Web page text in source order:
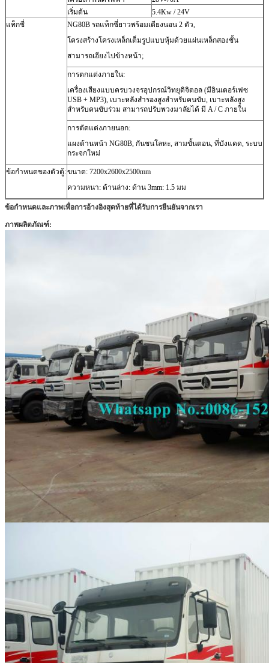
เริ่มต้น
5.4Kw / 24V
แท็กซี่
NG80B รถแท็กซี่ยาวพร้อมเตียงนอน 2 ตัว,
โครงสร้างโครงเหล็กเต็มรูปแบบหุ้มด้วยแผ่นเหล็กสองชั้น
สามารถเอียงไปข้างหน้า;
การตกแต่งภายใน:
เครื่องเสียงแบบครบวงจรอุปกรณ์วิทยุดิจิตอล (มีอินเตอร์เฟซ
USB + MP3), เบาะหลังสำรองสูงสำหรับคนขับ, เบาะหลังสูง
สำหรับคนขับร่วม สามารถปรับพวงมาลัยได้ มี A / C ภายใน
การตัดแต่งภายนอก:
แผงด้านหน้า NG80B, กันชนโลหะ, สามขั้นตอน, ที่บังแดด, ระบบ
กระจกใหม่
ข้อกำหนดของตัวตู้:ขนาด: 7200x2600x2500mm
ความหนา: ด้านล่าง: ด้าน 3mm: 1.5 มม
ข้อกำหนดและภาพเพื่อการอ้างอิงสุดท้ายที่ได้รับการยืนยันจากเรา
ภาพผลิตภัณฑ์: